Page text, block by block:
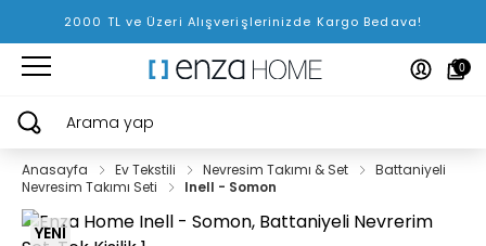
2000 TL ve Üzeri Alışverişlerinizde Kargo Bedava!
0
Arama yap
Anasayfa Ev Tekstili Nevresim Takımı & Set
Battaniyeli
Nevresim Takımı Seti
Inell - Somon
YENİ